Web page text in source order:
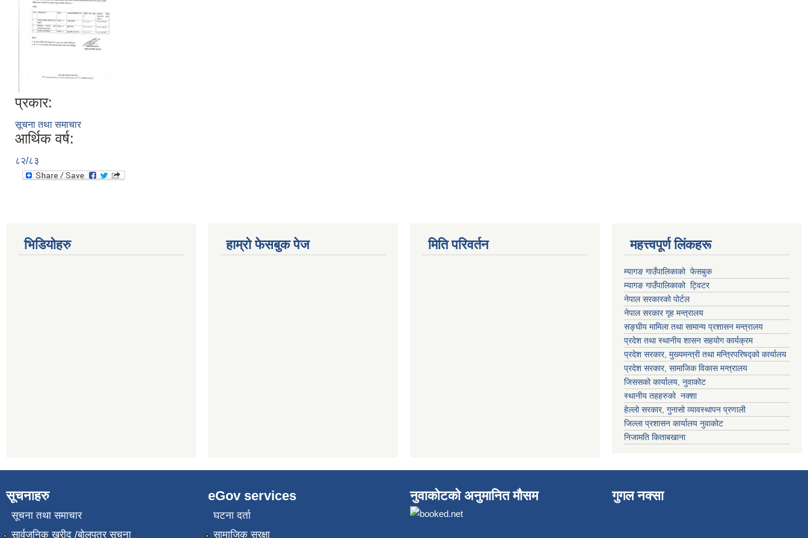
प्रकार:
सूचना तथा समाचार
आर्थिक वर्ष:
८२/८३
भिडियोहरु हाम्रो फेसबुक पेज मिति परिवर्तन महत्त्वपूर्ण लिंकहरू
म्यागङ गाउँपालिकाको फेसबुक
म्यागङ गाउँपालिकाको ट्विटर
नेपाल सरकारको पोर्टल
नेपाल सरकार गृह मन्त्रालय
सङ्घीय मामिला तथा सामान्य प्रशासन मन्त्रालय
प्रदेश तथा स्थानीय शासन सहयोग कार्यक्रम
प्रदेश सरकार, मुख्यमन्त्री तथा मन्त्रिपरिषद्को कार्यालय
प्रदेश सरकार, सामाजिक विकास मन्त्रालय
जिससको कार्यालय, नुवाकोट
स्थानीय तहहरुको नक्शा
हेल्लो सरकार, गुनासो व्यावस्थापन प्रणाली
जिल्ला प्रशासन कार्यालय नुवाकोट
निजामति किताबखाना
सूचनाहरु
सूचना तथा समाचार
सार्वजनिक खरीद /बोलपत्र सूचना
eGov services
घटना दर्ता
सामाजिक सुरक्षा
नुवाकोटको अनुमानित मौसम गुगल नक्सा